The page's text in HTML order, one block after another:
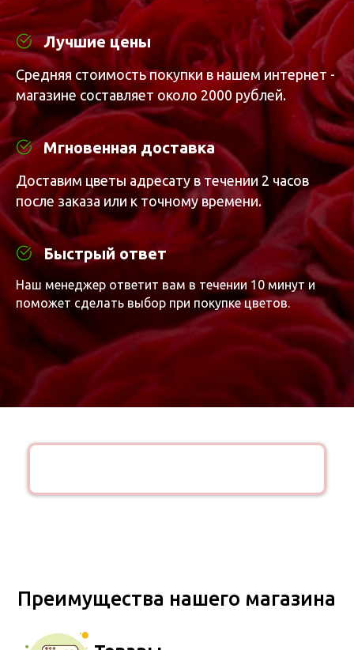
Лучшие цены
Средняя стоимость покупки в нашем интернет -
магазине составляет около 2000 рублей.
Мгновенная доставка
Доставим цветы адресату в течении 2 часов
после заказа или к точному времени.
Быстрый ответ
Наш менеджер ответит вам в течении 10 минут и
поможет сделать выбор при покупке цветов.
Преимущества нашего магазина
В ассортименте магазина более
200 вариантов букетов.
Товары
Быстрая доставка
23 часов ночи без выходных